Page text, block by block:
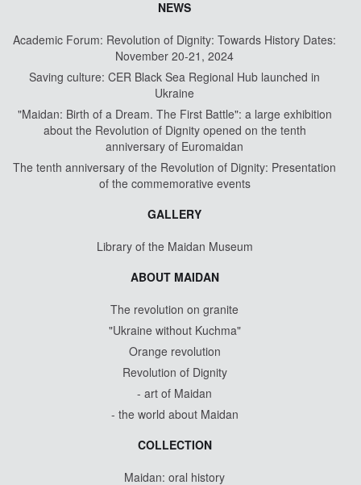
NEWS
Academic Forum: Revolution of Dignity: Towards History Dates:
November 20-21, 2024
Saving culture: CER Black Sea Regional Hub launched in
Ukraine
"Maidan: Birth of a Dream. The First Battle": a large exhibition
about the Revolution of Dignity opened on the tenth
anniversary of Euromaidan
The tenth anniversary of the Revolution of Dignity: Presentation
of the commemorative events
GALLERY
Library of the Maidan Museum
ABOUT MAIDAN
The revolution on granite
"Ukraine without Kuchma"
Orange revolution
Revolution of Dignity
- art of Maidan
- the world about Maidan
COLLECTION
Maidan: oral history